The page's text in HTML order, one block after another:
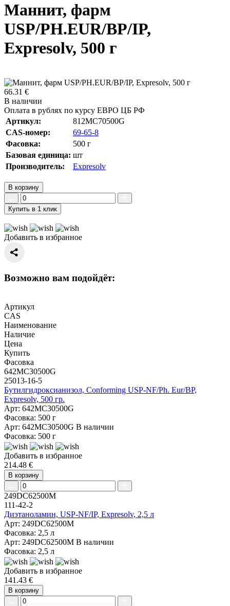
Маннит, фарм
USP/PH.EUR/BP/IP,
Expresolv, 500 г
66.31 €
В наличии
Оплата в рублях по курсу ЕВРО ЦБ РФ
Артикул:
812MC70500G
CAS-номер:
69-65-8
Фасовка:
500 г
Базовая единица: шт
Производитель:
Expresolv
В корзину
Купить в 1 клик
Добавить в избранное
Возможно вам подойдёт:
Артикул
CAS
Наименование
Наличие
Цена
Купить
Фасовка
642MC30500G
25013-16-5
Бутилгидроксианизол, Conforming USP-NF/Ph. Eur/BP,
Expresolv, 500 гр.
Арт: 642MC30500G
Фасовка: 500 г
Арт: 642MC30500G В наличии
Фасовка: 500 г
Добавить в избранное
214.48 €
В корзину
249DC62500M
111-42-2
Диэтаноламин, USP-NF/IP, Expresolv, 2,5 л
Арт: 249DC62500M
Фасовка: 2,5 л
Арт: 249DC62500M В наличии
Фасовка: 2,5 л
Добавить в избранное
141.43 €
В корзину